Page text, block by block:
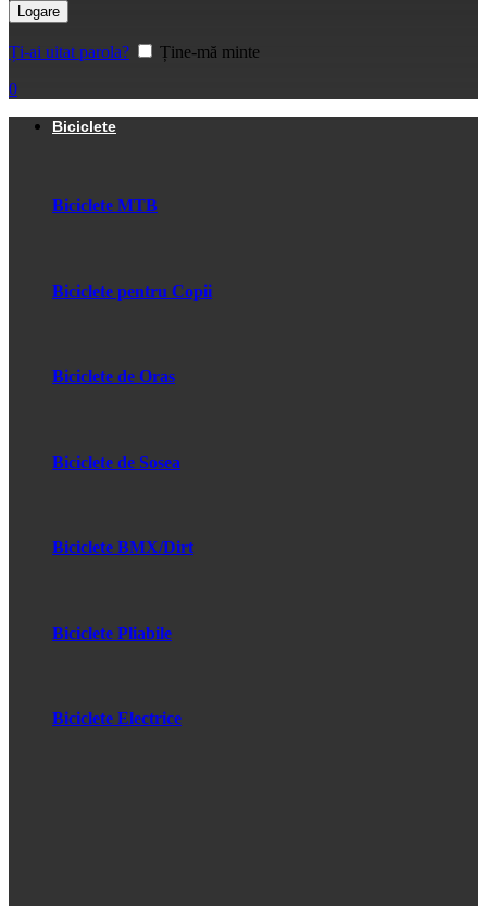
Logare
Ți-ai uitat parola?
Ține-mă minte
0
Biciclete
Biciclete MTB
Biciclete pentru Copii
Biciclete de Oras
Biciclete de Sosea
Biciclete BMX/Dirt
Biciclete Pliabile
Biciclete Electrice